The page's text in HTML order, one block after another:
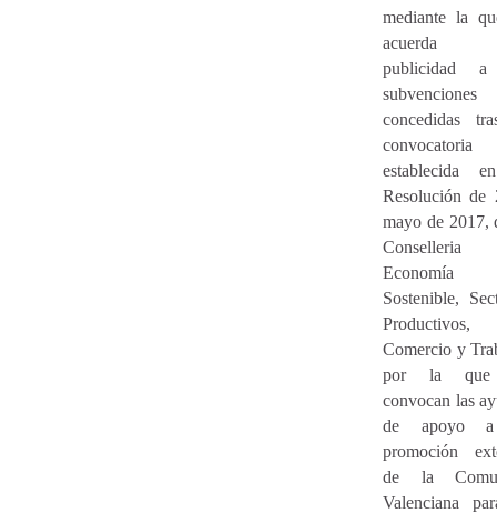
mediante la
acuerda
publicidad
subvenciones
concedidas
convocatoria
establecida
Resolución de
mayo de 2017,
Economía
Sostenible,
Productivos,
Comercio y
por la
convocan las
de apoyo
promoción
de la
Valenciana